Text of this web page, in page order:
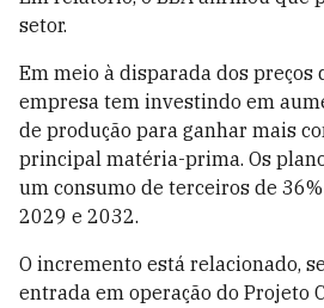
setor.
Em meio à disparada dos preços
empresa tem investindo em
de produção para ganhar mais
principal matéria-prima. Os
um consumo de terceiros de
2029 e 2032.
O incremento está relacionado,
entrada em operação do Projeto